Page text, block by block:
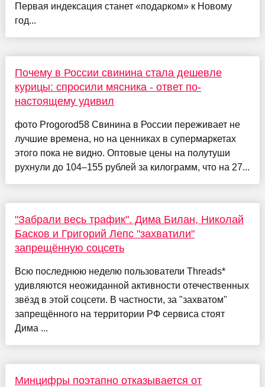
Первая индексация станет «подарком» к Новому
год...
Почему в России свинина стала дешевле
курицы: спросили мясника - ответ по-
настоящему удивил
фото Progorod58 Свинина в России переживает не
лучшие времена, но на ценниках в супермаркетах
этого пока не видно. Оптовые цены на полутуши
рухнули до 104–155 рублей за килограмм, что на 27...
"Забрали весь трафик". Дима Билан, Николай
Басков и Григорий Лепс "захватили"
запрещённую соцсеть
Всю последнюю неделю пользователи Threads*
удивляются неожиданной активности отечественных
звёзд в этой соцсети. В частности, за "захватом"
запрещённого на территории РФ сервиса стоят
Дима ...
Минцифры поэтапно отказывается от